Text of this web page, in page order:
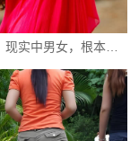
福州侦探：现实中男女，根本不存在纯粹友谊